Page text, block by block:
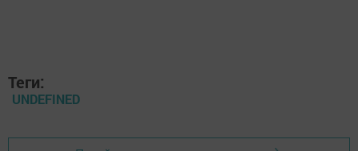
Теги:
UNDEFINED